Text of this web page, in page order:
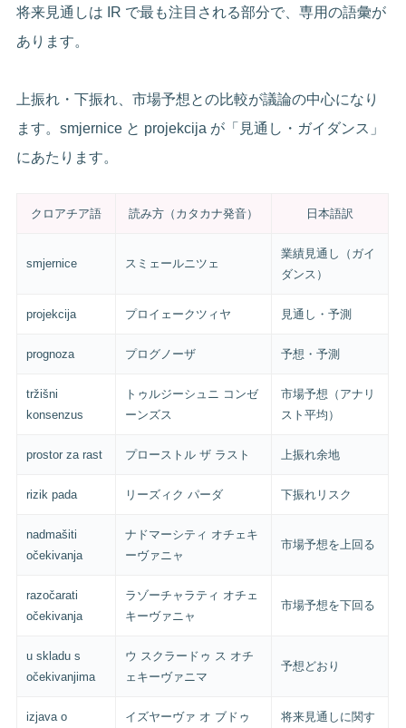
将来見通しは IR で最も注目される部分で、専用の語彙が
あります。
上振れ・下振れ、市場予想との比較が議論の中心になり
ます。smjernice と projekcija が「見通し・ガイダンス」
にあたります。
クロアチア語 読み方（カタカナ発音） 日本語訳
smjernice スミェールニツェ
業績見通し（ガイ
ダンス）
projekcija プロイェークツィヤ 見通し・予測
prognoza プログノーザ 予想・予測
tržišni
konsenzus
トゥルジーシュニ コンゼ
ーンズス
市場予想（アナリ
スト平均）
prostor za rast プローストル ザ ラスト 上振れ余地
rizik pada リーズィク パーダ 下振れリスク
nadmašiti
očekivanja
ナドマーシティ オチェキ
ーヴァニャ
市場予想を上回る
razočarati
očekivanja
ラゾーチャラティ オチェ
キーヴァニャ
市場予想を下回る
u skladu s
očekivanjima
ウ スクラードゥ ス オチ
ェキーヴァニマ
予想どおり
izjava o
イズヤーヴァ オ ブドゥ
将来見通しに関す